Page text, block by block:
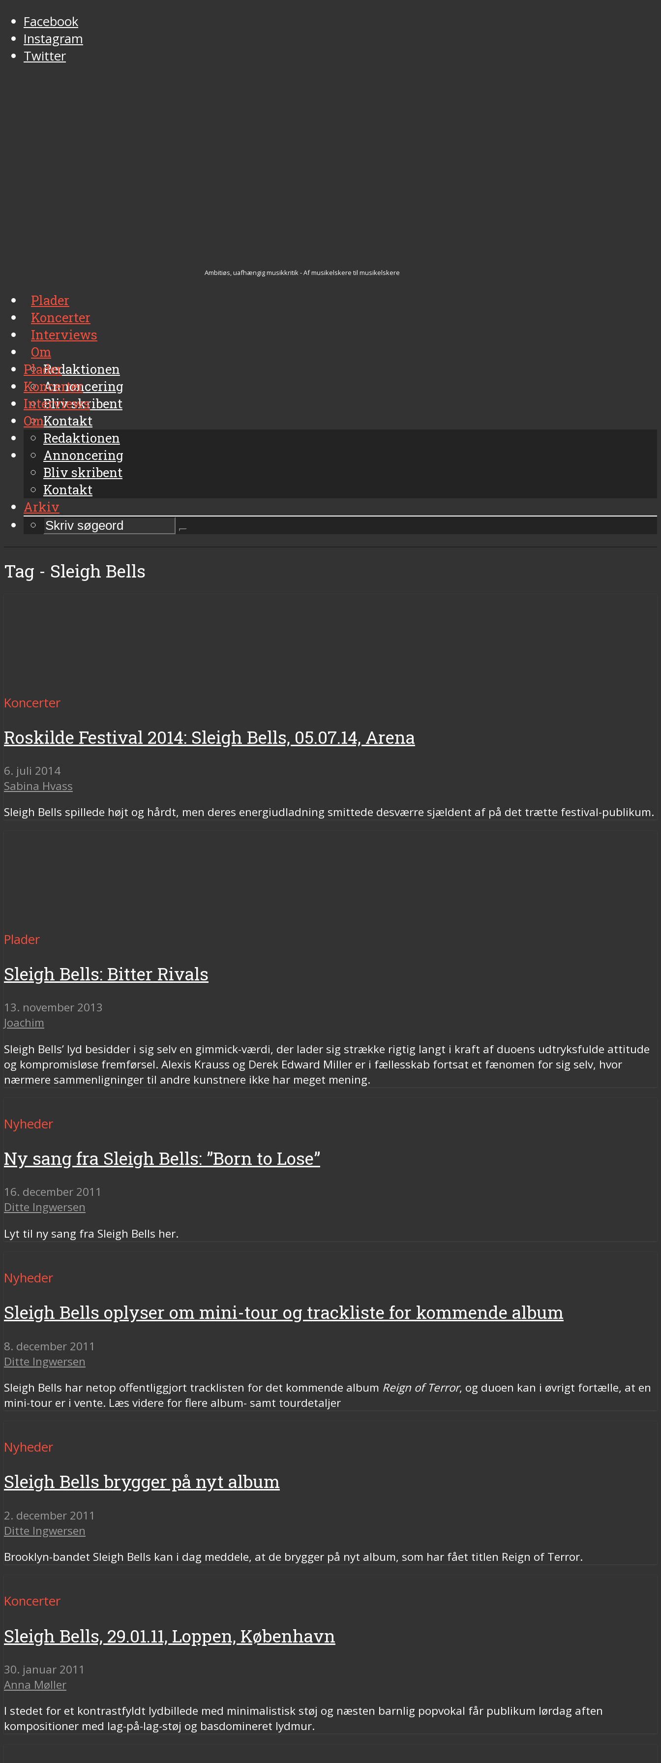
Facebook
Instagram
Twitter
Ambitiøs, uafhængig musikkritik - Af musikelskere til musikelskere
Plader
Koncerter
Interviews
Om
Redaktionen
Annoncering
Bliv skribent
Kontakt
Arkiv
Plader
Koncerter
Interviews
Om
Redaktionen
Annoncering
Bliv skribent
Kontakt
Arkiv
Tag - Sleigh Bells
Koncerter
Roskilde Festival 2014: Sleigh Bells, 05.07.14, Arena
6. juli 2014
Sabina Hvass
Sleigh Bells spillede højt og hårdt, men deres energiudladning smittede desværre sjældent af på det trætte festival-publikum.
Plader
Sleigh Bells: Bitter Rivals
13. november 2013
Joachim
Sleigh Bells’ lyd besidder i sig selv en gimmick-værdi, der lader sig strække rigtig langt i kraft af duoens udtryksfulde attitude
og kompromisløse fremførsel. Alexis Krauss og Derek Edward Miller er i fællesskab fortsat et fænomen for sig selv, hvor
nærmere sammenligninger til andre kunstnere ikke har meget mening.
Nyheder
Ny sang fra Sleigh Bells: ”Born to Lose”
16. december 2011
Ditte Ingwersen
Lyt til ny sang fra Sleigh Bells her.
Nyheder
Sleigh Bells oplyser om mini-tour og trackliste for kommende album
8. december 2011
Ditte Ingwersen
Sleigh Bells har netop offentliggjort tracklisten for det kommende album Reign of Terror, og duoen kan i øvrigt fortælle, at en
mini-tour er i vente. Læs videre for flere album- samt tourdetaljer
Nyheder
Sleigh Bells brygger på nyt album
2. december 2011
Ditte Ingwersen
Brooklyn-bandet Sleigh Bells kan i dag meddele, at de brygger på nyt album, som har fået titlen Reign of Terror.
Koncerter
Sleigh Bells, 29.01.11, Loppen, København
30. januar 2011
Anna Møller
I stedet for et kontrastfyldt lydbillede med minimalistisk støj og næsten barnlig popvokal får publikum lørdag aften
kompositioner med lag-på-lag-støj og basdomineret lydmur.